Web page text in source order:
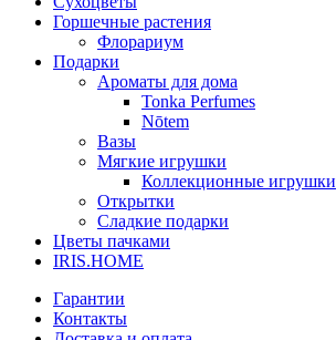
Горшечные растения
Флорариум
Подарки
Ароматы для дома
Tonka Perfumes
Nōtem
Вазы
Мягкие игрушки
Коллекционные игрушки
Открытки
Сладкие подарки
Цветы пачками
IRIS.HOME
Гарантии
Контакты